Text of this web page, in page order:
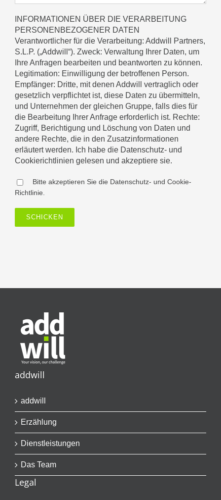
INFORMATIONEN ÜBER DIE VERARBEITUNG
PERSONENBEZOGENER DATEN
Verantwortlicher für die Verarbeitung: Addwill Partners,
S.L.P. („Addwill“). Zweck: Verwaltung Ihrer Daten, um
Ihre Anfragen bearbeiten und beantworten zu können.
Legitimation: Einwilligung der betroffenen Person.
Empfänger: Dritte, mit denen Addwill vertraglich oder
gesetzlich verpflichtet ist, diese Daten zu übermitteln,
und Unternehmen der gleichen Gruppe, falls dies für
die Bearbeitung Ihrer Anfrage erforderlich ist. Rechte:
Zugriff, Berichtigung und Löschung von Daten und
andere Rechte, die in den Zusatzinformationen
erläutert werden. Ich habe die Datenschutz- und
Cookierichtlinien gelesen und akzeptiere sie.
Bitte akzeptieren Sie die Datenschutz- und Cookie-
Richtlinie.
addwill
addwill
Erzählung
Dienstleistungen
Das Team
Legal